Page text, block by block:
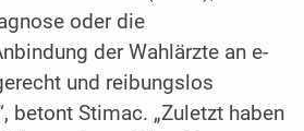
oder die
der Wahlärzte an e-
und reibungslos
betont Stimac. „Zuletzt haben